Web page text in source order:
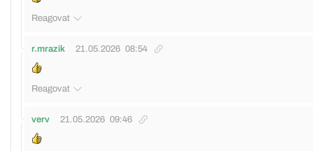
Reagovat
r.mrazik 21.05.2026 08:54
Reagovat
verv 21.05.2026 09:46